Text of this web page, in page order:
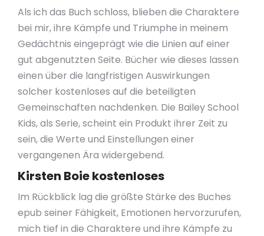
Als ich das Buch schloss, blieben die Charaktere
bei mir, ihre Kämpfe und Triumphe in meinem
Gedächtnis eingeprägt wie die Linien auf einer
gut abgenutzten Seite. Bücher wie dieses lassen
einen über die langfristigen Auswirkungen
solcher kostenloses auf die beteiligten
Gemeinschaften nachdenken. Die Bailey School
Kids, als Serie, scheint ein Produkt ihrer Zeit zu
sein, die Werte und Einstellungen einer
vergangenen Ära widergebend.
Kirsten Boie kostenloses
Im Rückblick lag die größte Stärke des Buches
epub seiner Fähigkeit, Emotionen hervorzurufen,
mich tief in die Charaktere und ihre Kämpfe zu